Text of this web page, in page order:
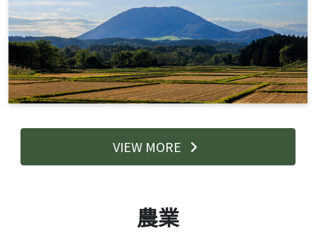
VIEW MORE
農業